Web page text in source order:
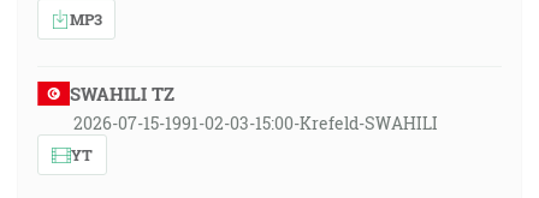
MP3
SWAHILI TZ
2026-07-15-1991-02-03-15:00-Krefeld-SWAHILI
YT